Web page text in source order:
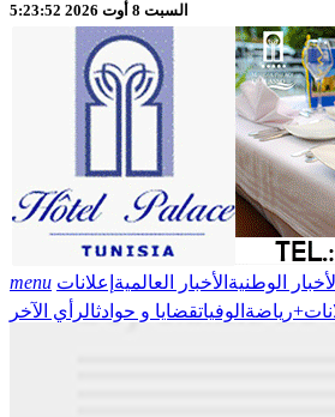
السبت 8 أوت 2026 5:23:54
menu الوطنية الأخبار العالمية إعلانات
رياضة الوفياتقضايا و حوادثالرأي الآخر